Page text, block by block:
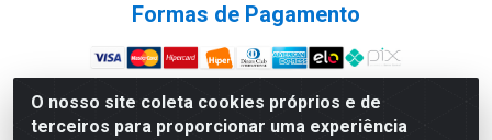
O nosso site coleta cookies próprios e de
terceiros para proporcionar uma experiência
Formas de Pagamento
Site Seguro